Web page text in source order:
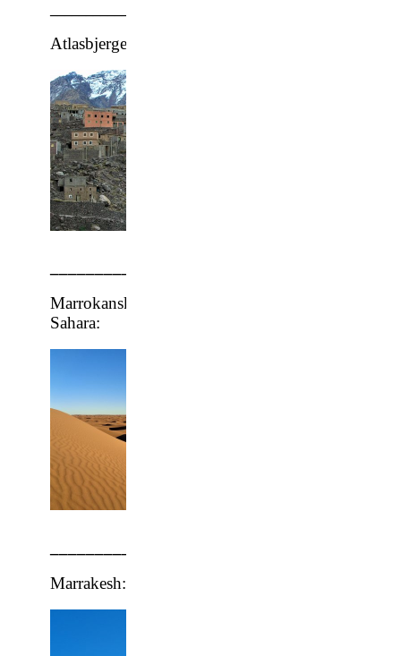
Atlasbjergene:
Marrokansk
Sahara:
Marrakesh: